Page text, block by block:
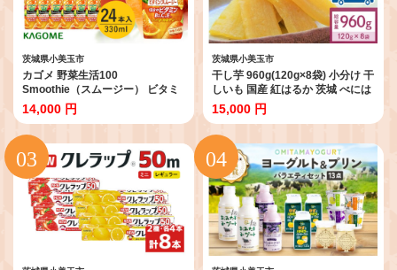
茨城県小美玉市
カゴメ 野菜生活100
Smoothie（スムージー） ビタミ
ンスムージー 330ml×24本入 野菜
生活 野菜ジュース 紙パック 備蓄
長期保存 砂糖不使用 かごめ
kagome 44-H
14,000 円
茨城県小美玉市
干し芋 960g(120g×8袋) 小分け 干
しいも 国産 紅はるか 茨城 べには
るか さつまいも サツマイモ お芋
おいも おやつ お菓子 和菓子 和ス
イーツ ほしいも ほし芋 柔らかい
ダイエット スイーツ 砂糖不使用
12-AA
15,000 円